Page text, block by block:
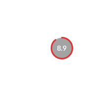
8.9